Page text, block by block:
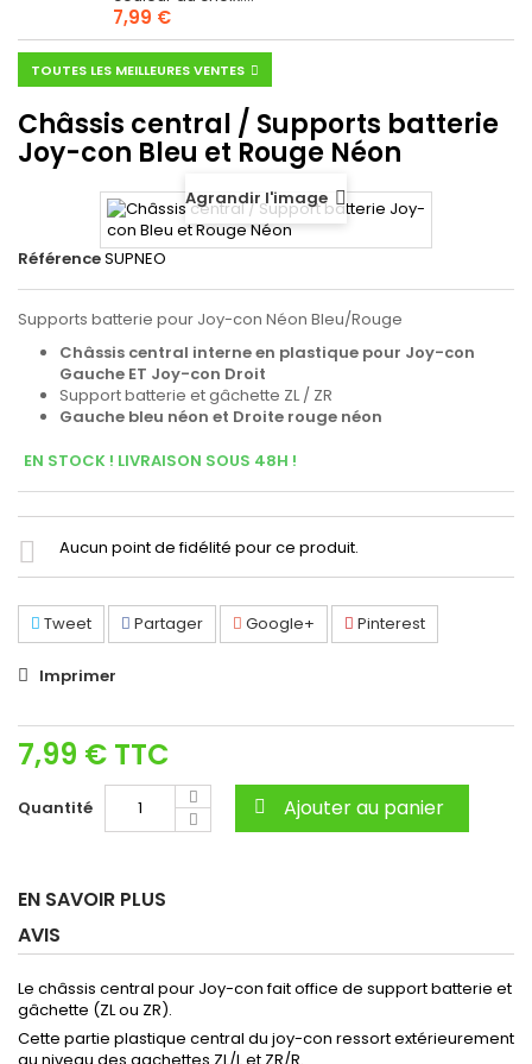
7,99 €
TOUTES LES MEILLEURES VENTES
Châssis central / Supports batterie
Joy-con Bleu et Rouge Néon
Agrandir l'image
RéférenceSUPNEO
Supports batterie pour Joy-con Néon Bleu/Rouge
Châssis central interne en plastique pour Joy-con
Gauche ET Joy-con Droit
Support batterie et gâchette ZL / ZR
Gauche bleu néon et Droite rouge néon
EN STOCK ! LIVRAISON SOUS 48H !
Aucun point de fidélité pour ce produit.
Tweet Partager Google+ Pinterest
Imprimer
7,99 € TTC
Quantité Ajouter au panier
EN SAVOIR PLUS
AVIS
Le châssis central pour Joy-con fait office de support batterie et
gâchette (ZL ou ZR).
Cette partie plastique central du joy-con ressort extérieurement